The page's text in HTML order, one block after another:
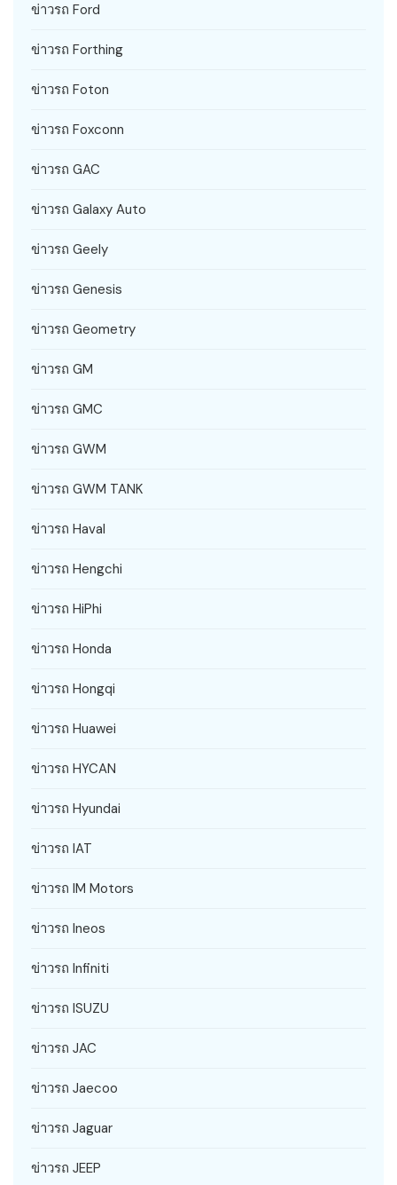
ข่าวรถ Ford
ข่าวรถ Forthing
ข่าวรถ Foton
ข่าวรถ Foxconn
ข่าวรถ GAC
ข่าวรถ Galaxy Auto
ข่าวรถ Geely
ข่าวรถ Genesis
ข่าวรถ Geometry
ข่าวรถ GM
ข่าวรถ GMC
ข่าวรถ GWM
ข่าวรถ GWM TANK
ข่าวรถ Haval
ข่าวรถ Hengchi
ข่าวรถ HiPhi
ข่าวรถ Honda
ข่าวรถ Hongqi
ข่าวรถ Huawei
ข่าวรถ HYCAN
ข่าวรถ Hyundai
ข่าวรถ IAT
ข่าวรถ IM Motors
ข่าวรถ Ineos
ข่าวรถ Infiniti
ข่าวรถ ISUZU
ข่าวรถ JAC
ข่าวรถ Jaecoo
ข่าวรถ Jaguar
ข่าวรถ JEEP